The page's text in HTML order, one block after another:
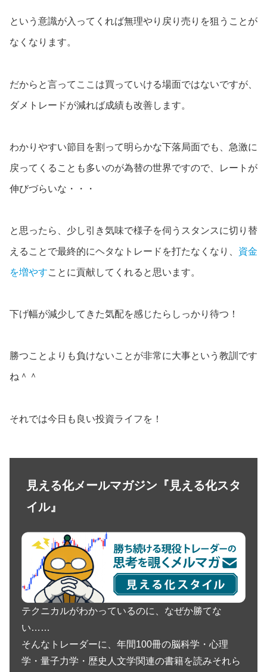
という意識が入ってくれば無理やり戻り売りを狙うことが
なくなります。
だからと言ってここは買っていける場面ではないですが、
ダメトレードが減れば成績も改善します。
わかりやすい節目を割って明らかな下落局面でも、急激に
戻ってくることも多いのが為替の世界ですので、レートが
伸びづらいな・・・
と思ったら、少し引き気味で様子を伺うスタンスに切り替
えることで最終的にヘタなトレードを打たなくなり、 資金
を増やすことに貢献してくれると思います。
下げ幅が減少してきた気配を感じたらしっかり待つ！
勝つことよりも負けないことが非常に大事という教訓です
ね＾＾
それでは今日も良い投資ライフを！
見える化メールマガジン『見える化スタ
イル』
テクニカルがわかっているのに、なぜか勝てな
い……
そんなトレーダーに、年間100冊の脳科学・心理
学・量子力学・歴史人文学関連の書籍を読みそれら